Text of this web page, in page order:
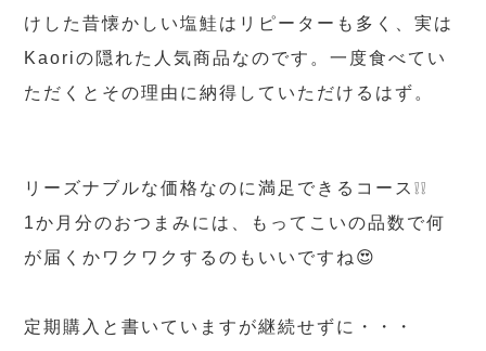
けした昔懐かしい塩鮭はリピーターも多く、実は
Kaoriの隠れた人気商品なのです。一度食べてい
ただくとその理由に納得していただけるはず。
リーズナブルな価格なのに満足できるコース❕❕
1か月分のおつまみには、もってこいの品数で何
が届くかワクワクするのもいいですね😍
定期購入と書いていますが継続せずに・・・